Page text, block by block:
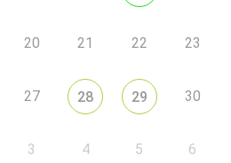
20 21 22 23
27 28 29 30
3 4 5 6